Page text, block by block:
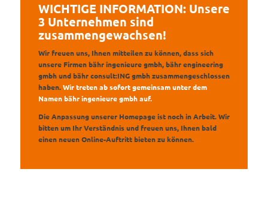
WICHTIGE INFORMATION: Unsere
3 Unternehmen sind
zusammengewachsen!
Wir freuen uns, Ihnen mitteilen zu können, dass sich
unsere Firmen bähr ingenieure gmbh, bähr engineering
gmbh und bähr consult:ING gmbh zusammengeschlossen
haben.Wir treten ab sofort gemeinsam unter dem
Namen bähr ingenieure gmbh auf.
Die Anpassung unserer Homepage ist noch in Arbeit. Wir
bitten um Ihr Verständnis und freuen uns, Ihnen bald
einen neuen Online-Auftritt bieten zu können.